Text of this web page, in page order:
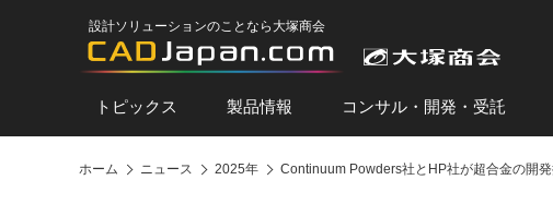
設計ソリューションのことなら大塚商会
トピックス 製品情報 コンサル・開発・受託
ホーム ニュース 2025年 Continuum Powders社とHP社が超合金の開